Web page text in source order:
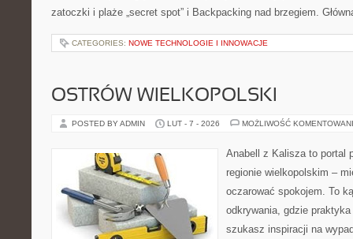
zatoczki i plaże „secret spot” i Backpacking nad brzegiem.
CATEGORIES: NOWE TECHNOLOGIE I INNOWACJE
OSTRÓW WIELKOPOLSKI
POSTED BY ADMIN LUT - 7 - 2026 MOŻLIWOŚĆ
Anabell z Kalisza to portal
regionie wielkopolskim –
oczarować spokojem. To
odkrywania, gdzie
szukasz inspiracji na